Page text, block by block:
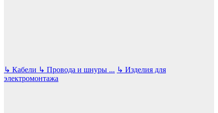
↳ Кабели ↳ Провода и шнуры ... ↳ Изделия для
электромонтажа